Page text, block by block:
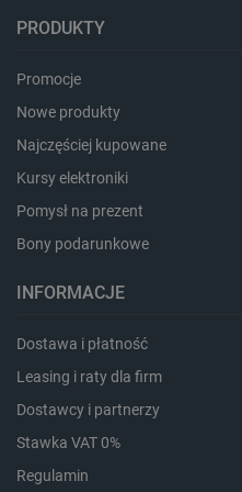
PRODUKTY
Promocje
Nowe produkty
Najczęściej kupowane
Kursy elektroniki
Pomysł na prezent
Bony podarunkowe
INFORMACJE
Dostawa i płatność
Leasing i raty dla firm
Dostawcy i partnerzy
Stawka VAT 0%
Regulamin
_smvs